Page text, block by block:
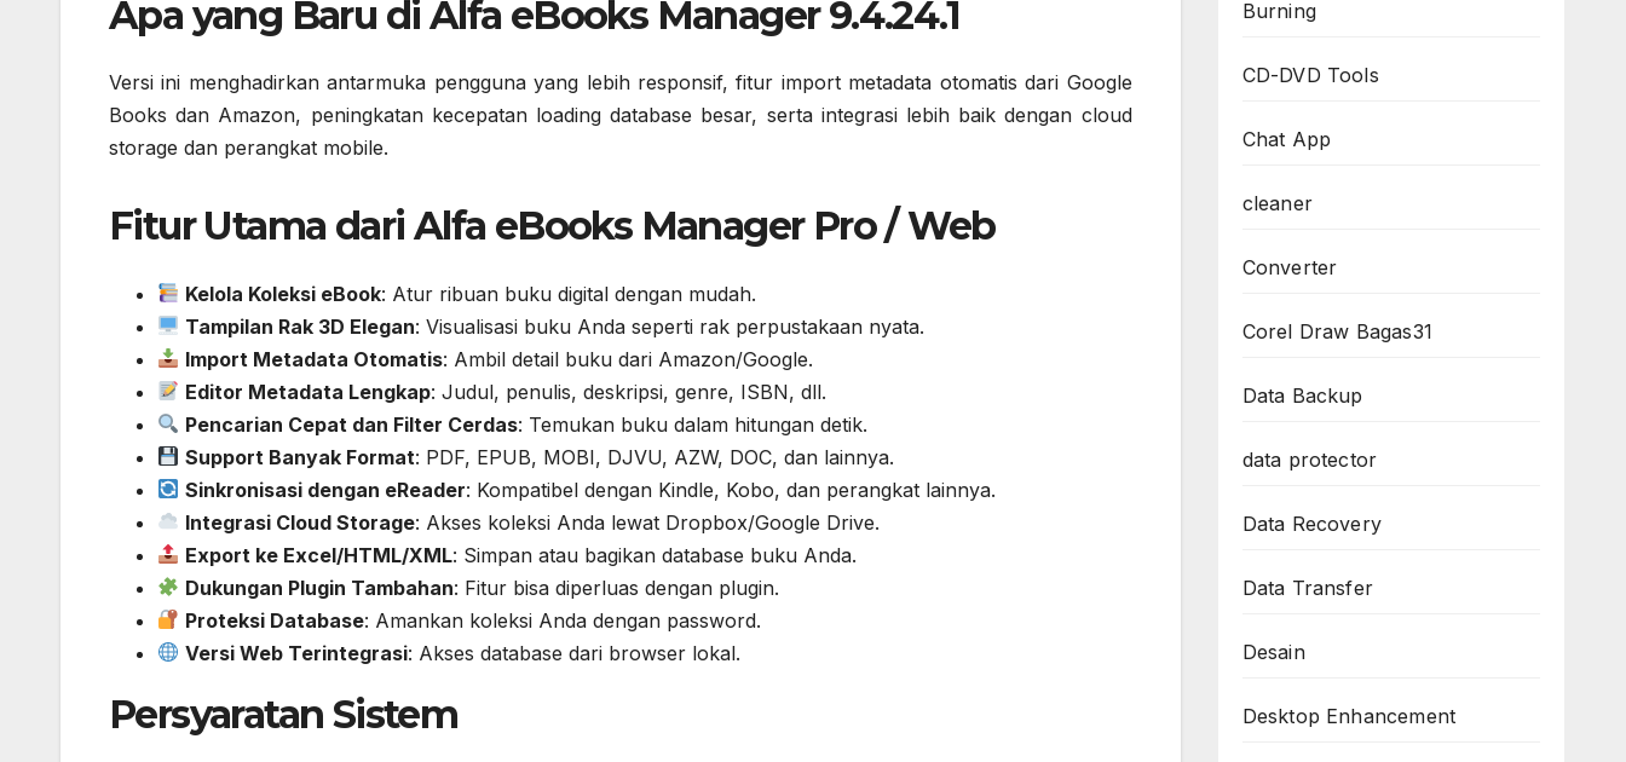
Apa yang Baru di Alfa eBooks Manager 9.4.24.1
Versi ini menghadirkan antarmuka pengguna yang lebih responsif, fitur import metadata otomatis dari Google
Books dan Amazon, peningkatan kecepatan loading database besar, serta integrasi lebih baik dengan cloud
storage dan perangkat mobile.
Fitur Utama dari Alfa eBooks Manager Pro / Web
Kelola Koleksi eBook: Atur ribuan buku digital dengan mudah.
Tampilan Rak 3D Elegan: Visualisasi buku Anda seperti rak perpustakaan nyata.
Import Metadata Otomatis: Ambil detail buku dari Amazon/Google.
Editor Metadata Lengkap: Judul, penulis, deskripsi, genre, ISBN, dll.
Pencarian Cepat dan Filter Cerdas: Temukan buku dalam hitungan detik.
Support Banyak Format: PDF, EPUB, MOBI, DJVU, AZW, DOC, dan lainnya.
Sinkronisasi dengan eReader: Kompatibel dengan Kindle, Kobo, dan perangkat lainnya.
Integrasi Cloud Storage: Akses koleksi Anda lewat Dropbox/Google Drive.
Export ke Excel/HTML/XML: Simpan atau bagikan database buku Anda.
Dukungan Plugin Tambahan: Fitur bisa diperluas dengan plugin.
Proteksi Database: Amankan koleksi Anda dengan password.
Versi Web Terintegrasi: Akses database dari browser lokal.
Persyaratan Sistem
Burning
CD-DVD Tools
Chat App
cleaner
Converter
Corel Draw Bagas31
Data Backup
data protector
Data Recovery
Data Transfer
Desain
Desktop Enhancement